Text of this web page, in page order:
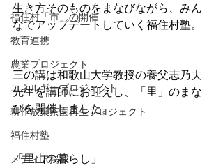
福住村「市」の開催
教育連携
農業プロジェクト
エネルギープロジェクト
耕作放棄茶園再生プロジェクト
福住村塾
メディア掲載
生き方そのものをまなびながら、みん
なでアップデートしていく福住村塾。
三の講は和歌山大学教授の養父志乃夫
先生を講師にお迎えし、「里」のまな
びを開催しました。
「里山の暮らし」